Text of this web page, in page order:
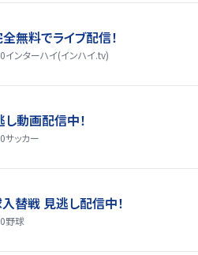
無料でライブ配信！
インターハイ(インハイ.tv)
動画配信中！
サッカー
替戦 見逃し配信中！
野球